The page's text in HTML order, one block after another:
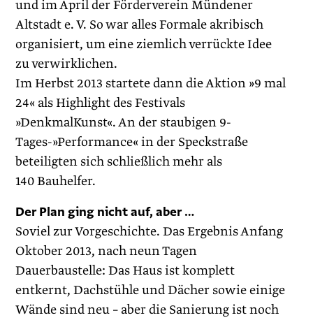
und im April der Förderverein Mündener
Altstadt e. V. So war alles Formale akribisch
organisiert, um eine ziemlich verrückte Idee
zu verwirklichen.
Im Herbst 2013 startete dann die Aktion »9 mal
24« als Highlight des Festivals
»DenkmalKunst«. An der staubigen 9-
Tages-»Performance« in der Speckstraße
beteiligten sich schließlich mehr als
140 Bauhelfer.
Der Plan ging nicht auf, aber …
Soviel zur Vorgeschichte. Das Ergebnis Anfang
Oktober 2013, nach neun Tagen
Dauerbaustelle: Das Haus ist komplett
entkernt, Dachstühle und Dächer sowie einige
Wände sind neu – aber die Sanierung ist noch